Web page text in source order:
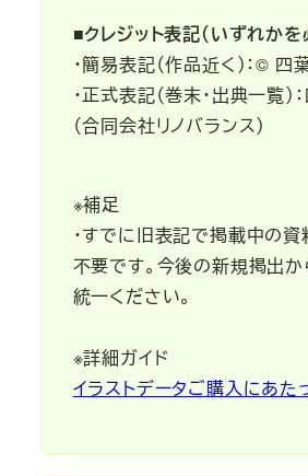
■クレジット表記（いずれかを
・簡易表記（作品近く）：© 四
・正式表記（巻末・出典一覧）
（合同会社リノバランス）
※補足
・すでに旧表記で掲載中の
不要です。今後の新規掲出
統一ください。
※詳細ガイド
イラストデータご購入にあた